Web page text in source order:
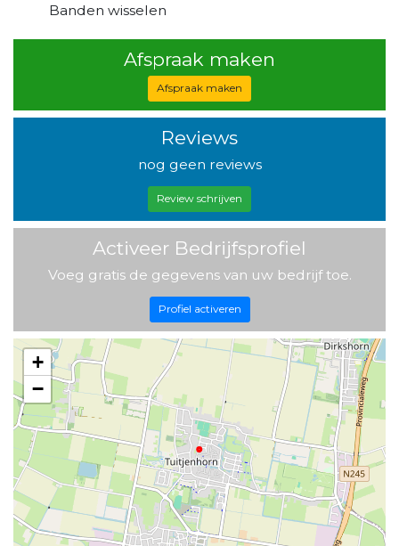
Banden wisselen
Afspraak maken
Afspraak maken
Reviews
nog geen reviews
Review schrijven
Activeer Bedrijfsprofiel
Voeg gratis de gegevens van uw bedrijf toe.
Profiel activeren
+
−